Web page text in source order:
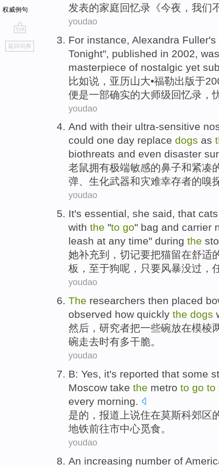
权威例句
go
top
返回词典
发表的家庭回忆录 《今夜， 我们
youdao
For instance Alexandra Fuller's
Tonight", published in 2002,
masterpiece of nostalgic yet
比如说 ， 亚历山大•福勒出版于
便是一部确实的大师级回忆录，
youdao
And with their ultra-sensitive
could one day replace dogs as
biothreats and even disaster
老鼠拥有极端敏感的鼻子和紧凑
弹、 生化武器和灾难幸存者的嗅
youdao
It's essential, she said, that cats
with the "to go" bag and carrier
leash at any time" during the
她补充到 ，切记要把猫留在舒适
板， 至于狗呢， 只要风暴没过 ，
youdao
The researchers then placed
observed how quickly the dogs
然后 ， 研究者把一些碗放在模棱
碗走去时有多干脆。
youdao
B: Yes, it's reported that some
Moscow take the metro to go to
every morning.
是的 ， 报道 上说住在莫斯科郊区
地铁前往市中心觅食。
youdao
An increasing number of